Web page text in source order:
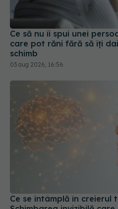
Ce să nu îi spui unei
care pot răni fără să îți
schimb
03 aug 2026, 16:56
Ce se întâmplă în
Schimbarea invizibilă
Alzheimer